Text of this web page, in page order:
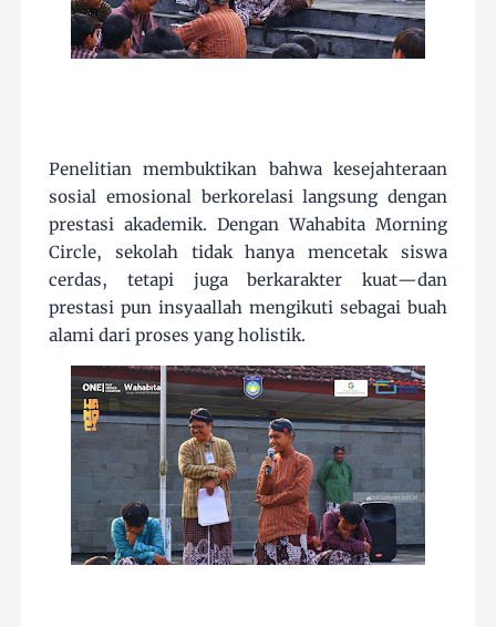
Penelitian membuktikan bahwa kesejahteraan
sosial emosional berkorelasi langsung dengan
prestasi akademik. Dengan Wahabita Morning
Circle, sekolah tidak hanya mencetak siswa
cerdas, tetapi juga berkarakter kuat—dan
prestasi pun insyaallah mengikuti sebagai buah
alami dari proses yang holistik.